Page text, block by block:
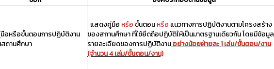
มือหรือขั้นตอนการปฏิบัติงาน
สถานศึกษา
แสดงคู่มือ หรือ ขั้นตอนหรือ แนวทางการปฏิบัติงานตามโครงสร้าง
ของสถานศึกษา ที่ใช้ยึดถือปฏิบัติให้เป็นมาตรฐานเดียวกัน โดยมีข้อมูล
รายละเอียดของการปฏิบัติงานอย่างน้อยฝ่ายละ 1 เล่ม/ขั้นตอน/งาน
(จำนวน 4 เล่ม/ขั้นตอน/งาน)